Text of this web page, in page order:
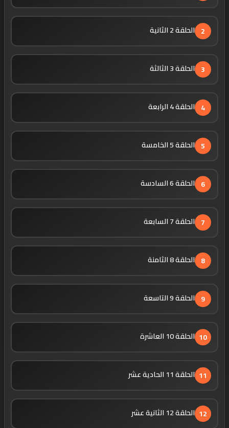
2 الحلقة 2 الثانية
3 الحلقة 3 الثالثة
4 الحلقة 4 الرابعة
5 الحلقة 5 الخامسة
6 الحلقة 6 السادسة
7 الحلقة 7 السابعة
8 الحلقة 8 الثامنة
9 الحلقة 9 التاسعة
10 الحلقة 10 العاشرة
11 الحلقة 11 الحادية عشر
12 الحلقة 12 الثانية عشر